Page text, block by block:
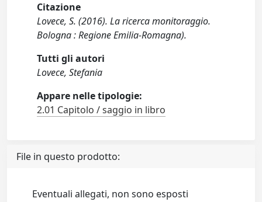
Citazione
Lovece, S. (2016). La ricerca monitoraggio.
Bologna : Regione Emilia-Romagna).
Tutti gli autori
Lovece, Stefania
Appare nelle tipologie:
2.01 Capitolo / saggio in libro
File in questo prodotto:
Eventuali allegati, non sono esposti